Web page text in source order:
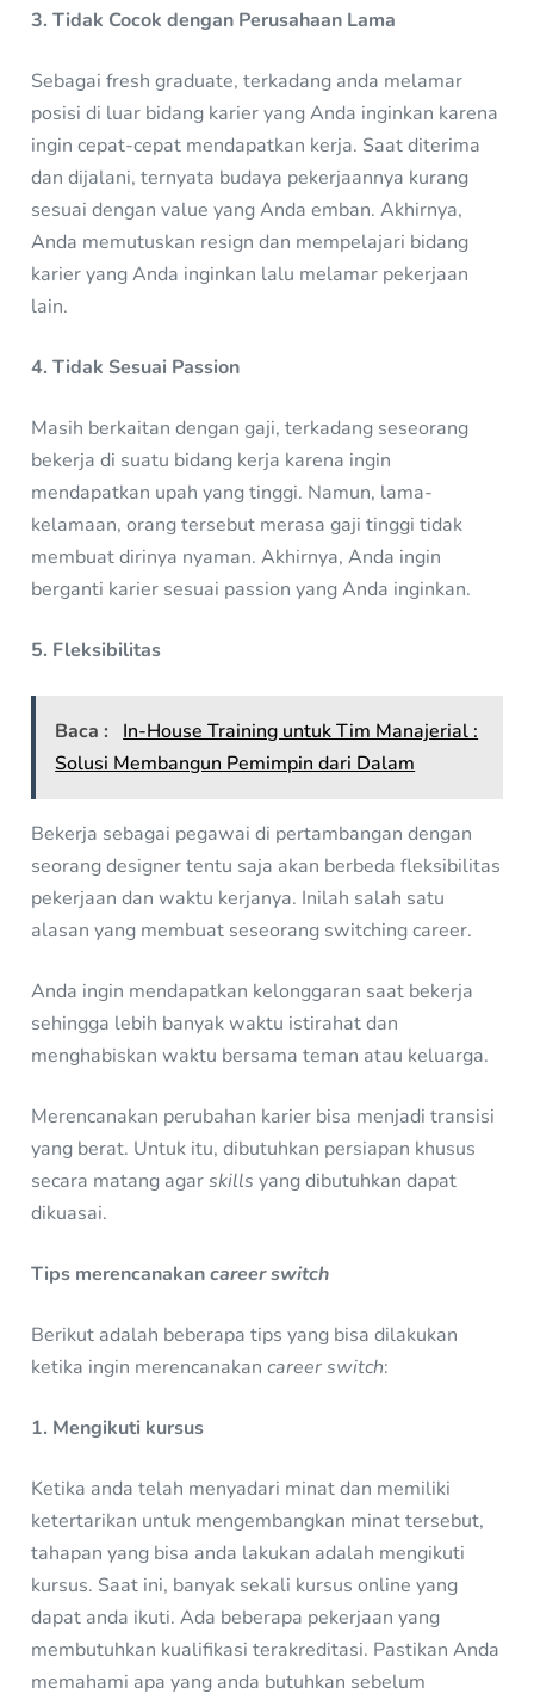
3. Tidak Cocok dengan Perusahaan Lama
Sebagai fresh graduate, terkadang anda melamar
posisi di luar bidang karier yang Anda inginkan karena
ingin cepat-cepat mendapatkan kerja. Saat diterima
dan dijalani, ternyata budaya pekerjaannya kurang
sesuai dengan value yang Anda emban. Akhirnya,
Anda memutuskan resign dan mempelajari bidang
karier yang Anda inginkan lalu melamar pekerjaan
lain.
4. Tidak Sesuai Passion
Masih berkaitan dengan gaji, terkadang seseorang
bekerja di suatu bidang kerja karena ingin
mendapatkan upah yang tinggi. Namun, lama-
kelamaan, orang tersebut merasa gaji tinggi tidak
membuat dirinya nyaman. Akhirnya, Anda ingin
berganti karier sesuai passion yang Anda inginkan.
5. Fleksibilitas
Baca :
In-House Training untuk Tim Manajerial :
Solusi Membangun Pemimpin dari Dalam
Bekerja sebagai pegawai di pertambangan dengan
seorang designer tentu saja akan berbeda fleksibilitas
pekerjaan dan waktu kerjanya. Inilah salah satu
alasan yang membuat seseorang switching career.
Anda ingin mendapatkan kelonggaran saat bekerja
sehingga lebih banyak waktu istirahat dan
menghabiskan waktu bersama teman atau keluarga.
Merencanakan perubahan karier bisa menjadi transisi
yang berat. Untuk itu, dibutuhkan persiapan khusus
secara matang agarskills yang dibutuhkan dapat
dikuasai.
Tips merencanakancareer switch
Berikut adalah beberapa tips yang bisa dilakukan
ketika ingin merencanakancareer switch:
1. Mengikuti kursus
Ketika anda telah menyadari minat dan memiliki
ketertarikan untuk mengembangkan minat tersebut,
tahapan yang bisa anda lakukan adalah mengikuti
kursus. Saat ini, banyak sekali kursus online yang
dapat anda ikuti. Ada beberapa pekerjaan yang
membutuhkan kualifikasi terakreditasi. Pastikan Anda
memahami apa yang anda butuhkan sebelum